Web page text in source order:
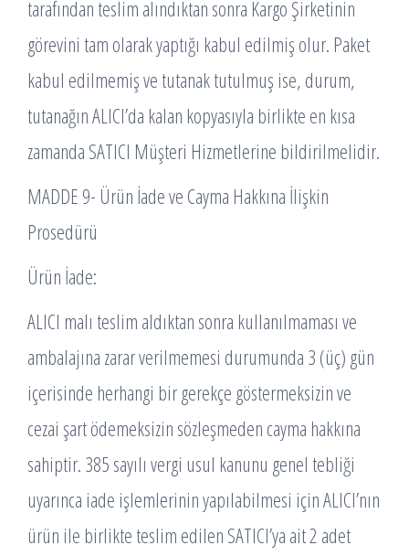
tarafından teslim alındıktan sonra Kargo Şirketinin
görevini tam olarak yaptığı kabul edilmiş olur. Paket
kabul edilmemiş ve tutanak tutulmuş ise, durum,
tutanağın ALICI’da kalan kopyasıyla birlikte en kısa
zamanda SATICI Müşteri Hizmetlerine bildirilmelidir.
MADDE 9- Ürün İade ve Cayma Hakkına İlişkin
Prosedürü
Ürün İade:
ALICI malı teslim aldıktan sonra kullanılmaması ve
ambalajına zarar verilmemesi durumunda 3 (üç) gün
içerisinde herhangi bir gerekçe göstermeksizin ve
cezai şart ödemeksizin sözleşmeden cayma hakkına
sahiptir. 385 sayılı vergi usul kanunu genel tebliği
uyarınca iade işlemlerinin yapılabilmesi için ALICI’nın
ürün ile birlikte teslim edilen SATICI’ya ait 2 adet